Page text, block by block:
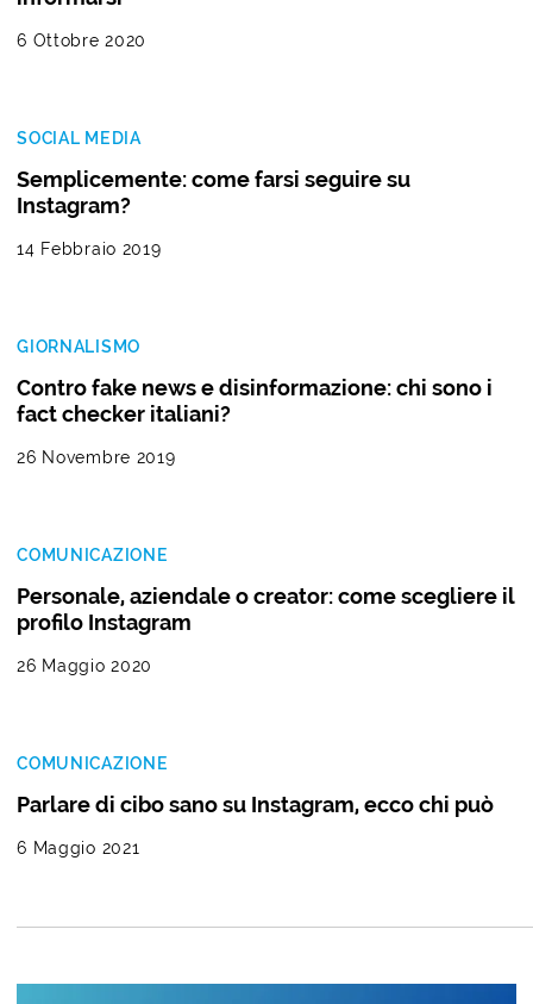
6 Ottobre 2020
SOCIAL MEDIA
Semplicemente: come farsi seguire su
Instagram?
14 Febbraio 2019
GIORNALISMO
Contro fake news e disinformazione: chi sono i
fact checker italiani?
26 Novembre 2019
COMUNICAZIONE
Personale, aziendale o creator: come scegliere il
profilo Instagram
26 Maggio 2020
COMUNICAZIONE
Parlare di cibo sano su Instagram, ecco chi può
6 Maggio 2021